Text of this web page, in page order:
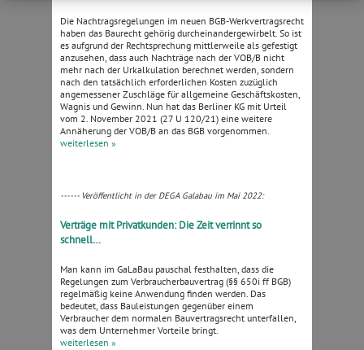
Die Nachtragsregelungen im neuen BGB-Werkvertragsrecht
haben das Baurecht gehörig durcheinandergewirbelt. So ist
es aufgrund der Rechtsprechung mittlerweile als gefestigt
anzusehen, dass auch Nachträge nach der VOB/B nicht
mehr nach der Urkalkulation berechnet werden, sondern
nach den tatsächlich erforderlichen Kosten zuzüglich
angemessener Zuschläge für allgemeine Geschäftskosten,
Wagnis und Gewinn. Nun hat das Berliner KG mit Urteil
vom 2. November 2021 (27 U 120/21) eine weitere
Annäherung der VOB/B an das BGB vorgenommen.
weiterlesen »
------ Veröffentlicht in der DEGA Galabau im Mai 2022:
Verträge mit Privatkunden: Die Zeit verrinnt so
schnell…
Man kann im GaLaBau pauschal festhalten, dass die
Regelungen zum Verbraucherbauvertrag (§§ 650i ff BGB)
regelmäßig keine Anwendung finden werden. Das
bedeutet, dass Bauleistungen gegenüber einem
Verbraucher dem normalen Bauvertragsrecht unterfallen,
was dem Unternehmer Vorteile bringt.
weiterlesen »